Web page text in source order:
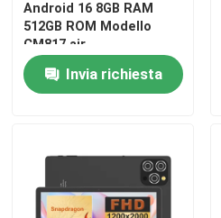
Android 16 8GB RAM
512GB ROM Modello
CM817 air
Invia richiesta